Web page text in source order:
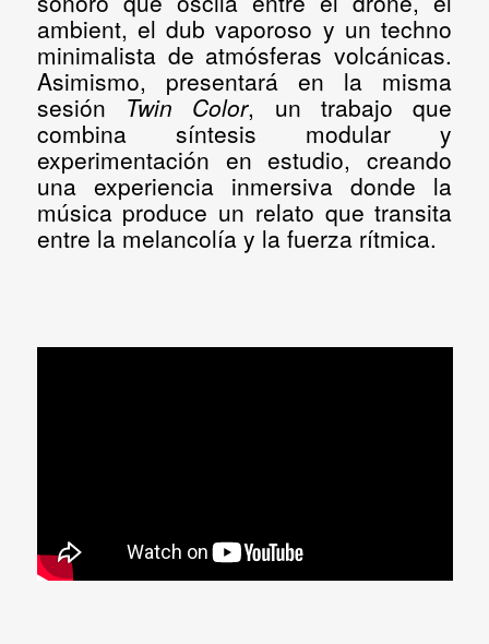
ambient, el dub vaporoso y un techno
minimalista de atmósferas volcánicas.
Asimismo, presentará en la misma
sesión Twin Color, un trabajo que
combina síntesis modular y
experimentación en estudio, creando
una experiencia inmersiva donde la
música produce un relato que transita
entre la melancolía y la fuerza rítmica.